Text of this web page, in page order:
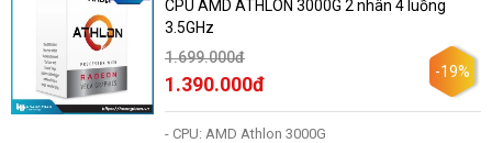
CPU AMD ATHLON 3000G 2 nhân 4 luồng
3.5GHz
1.699.000đ
1.390.000đ
-19%
- CPU: AMD Athlon 3000G